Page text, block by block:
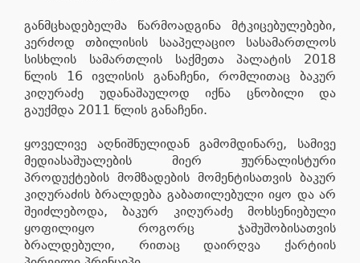
განმცხადებელმა წარმოადგინა მტკიცებულებები,
კერძოდ თბილისის სააპელაციო სასამართლოს
სისხლის სამართლის საქმეთა პალატის 2018
წლის 16 ივლისის განაჩენი, რომლითაც ბაკურ
კიღურაძე უდანაშაულოდ იქნა ცნობილი და
გაუქმდა 2011 წლის განაჩენი.
ყოველივე აღნიშნულიდან გამომდინარე, სამივე
მედიასაშუალების მიერ ჟურნალისტური
პროდუქტების მომზადების მომენტისათვის ბაკურ
კიღურაძის ბრალდება გაბათილებული იყო და არ
შეიძლებოდა, ბაკურ კიღურაძე მოხსენიებული
ყოფილიყო როგორც ჯაშუშობისათვის
ბრალდებული, რითაც დაირღვა ქარტიის